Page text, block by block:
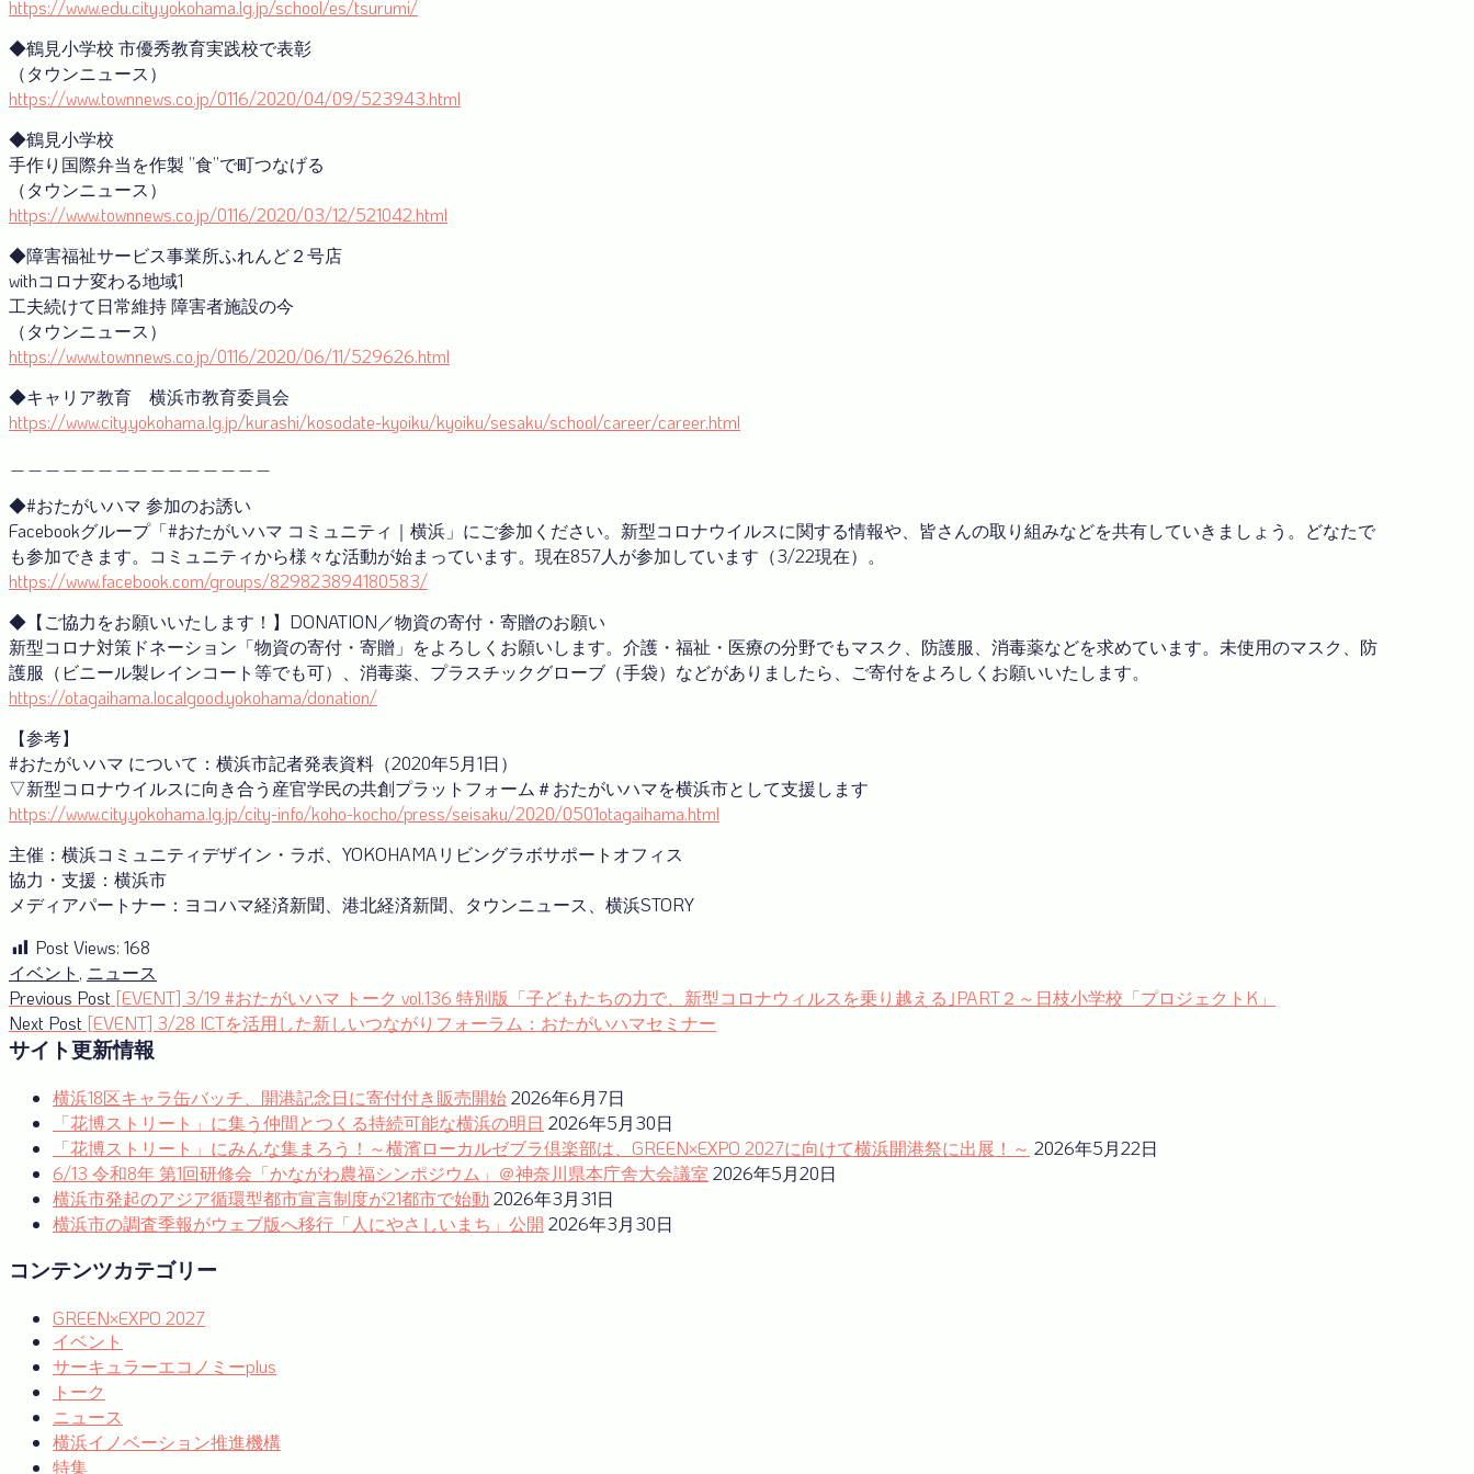
https://www.edu.city.yokohama.lg.jp/school/es/tsurumi/
◆鶴見小学校 市優秀教育実践校で表彰
（タウンニュース）
https://www.townnews.co.jp/0116/2020/04/09/523943.html
◆鶴見小学校
手作り国際弁当を作製 ”食”で町つなげる
（タウンニュース）
https://www.townnews.co.jp/0116/2020/03/12/521042.html
◆障害福祉サービス事業所ふれんど２号店
withコロナ変わる地域1
工夫続けて日常維持 障害者施設の今
（タウンニュース）
https://www.townnews.co.jp/0116/2020/06/11/529626.html
◆キャリア教育 横浜市教育委員会
https://www.city.yokohama.lg.jp/kurashi/kosodate-kyoiku/kyoiku/sesaku/school/career/career.html
◆#おたがいハマ 参加のお誘い
Facebookグループ「#おたがいハマ コミュニティ｜横浜」にご参加ください。新型コロナウイルスに関する情報や、皆さんの取り組みなどを共有していきましょう。どなたで
も参加できます。コミュニティから様々な活動が始まっています。現在857人が参加しています（3/22現在）。
https://www.facebook.com/groups/829823894180583/
◆【ご協力をお願いいたします！】DONATION／物資の寄付・寄贈のお願い
新型コロナ対策ドネーション「物資の寄付・寄贈」をよろしくお願いします。介護・福祉・医療の分野でもマスク、防護服、消毒薬などを求めています。未使用のマスク、防
護服（ビニール製レインコート等でも可）、消毒薬、プラスチックグローブ（手袋）などがありましたら、ご寄付をよろしくお願いいたします。
https://otagaihama.localgood.yokohama/donation/
【参考】
#おたがいハマ について：横浜市記者発表資料（2020年5月1日）
▽新型コロナウイルスに向き合う産官学⺠の共創プラットフォーム＃おたがいハマを横浜市として支援します
https://www.city.yokohama.lg.jp/city-info/koho-kocho/press/seisaku/2020/0501otagaihama.html
主催：横浜コミュニティデザイン・ラボ、YOKOHAMAリビングラボサポートオフィス
協力・支援：横浜市
メディアパートナー：ヨコハマ経済新聞、港北経済新聞、タウンニュース、横浜STORY
Post Views: 168
イベント , ニュース
投
稿
ナ
ビ
ゲ
ー
シ
ン
Previous Post Previous
post:
[EVENT] 3/19 #おたがいハマ トーク vol.136 特別版「子どもたちの力で、新型コロナウィルスを乗り越える｣PART２～日枝小学校「プロジェクトK」
Next Post Next
post:
[EVENT] 3/28 ICTを活用した新しいつながりフォーラム：おたがいハマセミナー
サイト更新情報
横浜18区キャラ缶バッチ、開港記念日に寄付付き販売開始2026年6月7日
「花博ストリート」に集う仲間とつくる持続可能な横浜の明日 2026年5月30日
「花博ストリート」にみんな集まろう！～横濱ローカルゼブラ倶楽部は、GREEN×EXPO 2027に向けて横浜開港祭に出展！～ 2026年5月22日
6/13 令和8年 第1回研修会「かながわ農福シンポジウム」＠神奈川県本庁舎大会議室 2026年5月20日
横浜市発起のアジア循環型都市宣言制度が21都市で始動 2026年3月31日
横浜市の調査季報がウェブ版へ移行「人にやさしいまち」公開 2026年3月30日
コンテンツカテゴリー
GREEN×EXPO 2027
イベント
サーキュラーエコノミーplus
トーク
ニュース
横浜イノベーション推進機構
特集